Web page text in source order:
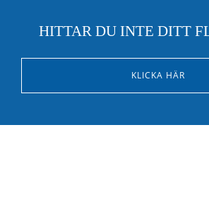
HITTAR DU INTE DITT
KLICKA HÄR